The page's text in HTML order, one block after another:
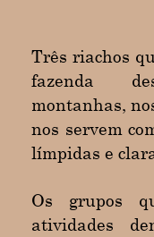
Três riachos
fazenda
montanhas,
nos servem
límpidas e
Os grupos
atividades